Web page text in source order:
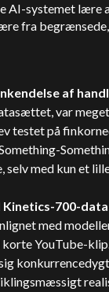
AI-systemet
fra
af
var
testet på
selv med kun et
Kinetics-700-
med
YouTube-